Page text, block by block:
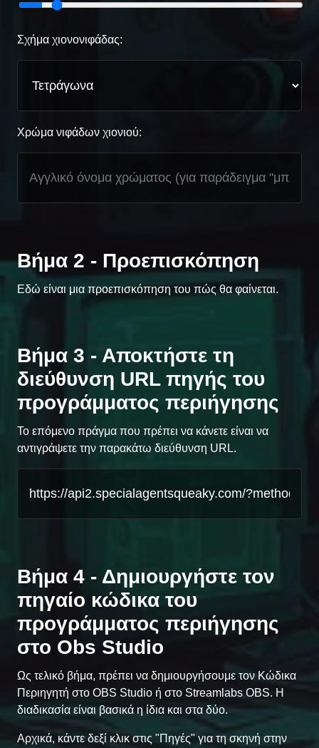
Σχήμα χιονονιφάδας:
Χρώμα νιφάδων χιονιού:
Βήμα 2 - Προεπισκόπηση
Εδώ είναι μια προεπισκόπηση του πώς θα φαίνεται.
Βήμα 3 - Αποκτήστε τη
διεύθυνση URL πηγής του
προγράμματος περιήγησης
Το επόμενο πράγμα που πρέπει να κάνετε είναι να
αντιγράψετε την παρακάτω διεύθυνση URL.
Βήμα 4 - Δημιουργήστε τον
πηγαίο κώδικα του
προγράμματος περιήγησης
στο Obs Studio
Ως τελικό βήμα, πρέπει να δημιουργήσουμε τον Κώδικα
Περιηγητή στο OBS Studio ή στο Streamlabs OBS. Η
διαδικασία είναι βασικά η ίδια και στα δύο.
Αρχικά, κάντε δεξί κλικ στις "Πηγές" για τη σκηνή στην